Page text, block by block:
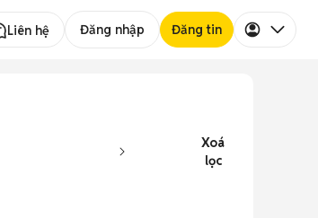
Liên hệ Đăng nhập Đăng tin
Xoá
lọc